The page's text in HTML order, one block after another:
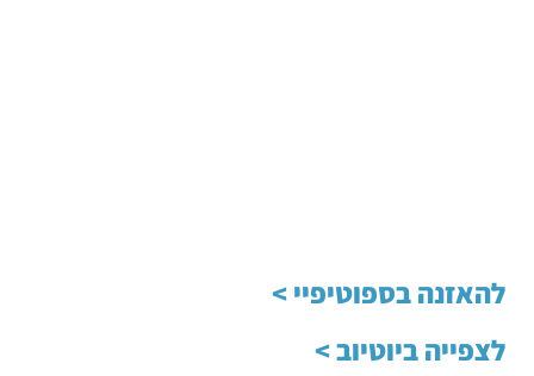
להאזנה בספוטיפיי >
לצפייה ביוטיוב >